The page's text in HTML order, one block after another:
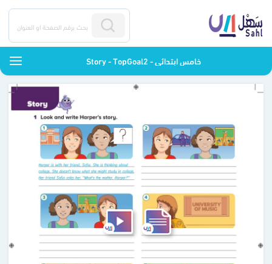
Story - TopGoal2 - خامس ابتدائي